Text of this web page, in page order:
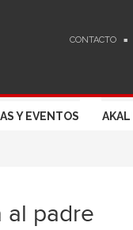
CONTACTO
Y EVENTOS
al padre